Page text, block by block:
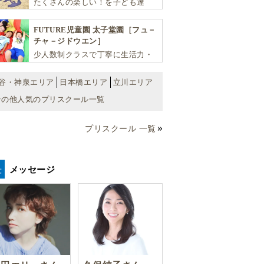
たくさんの楽しい！を子ども達
ラムとバイリンガル保育で子供達
の『生きる力』を育てます。
FUTURE児童園 太子堂園［フュ－
チャ－ジドウエン］
少人数制クラスで丁寧に生活力・
能性を広げます！
・神泉エリア 日本橋エリア
立川エリア
の他人気のプリスクール一覧
プリスクール 一覧
メッセージ